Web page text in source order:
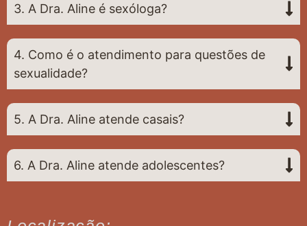
3. A Dra. Aline é sexóloga?
4. Como é o atendimento para questões de
sexualidade?
5. A Dra. Aline atende casais?
6. A Dra. Aline atende adolescentes?